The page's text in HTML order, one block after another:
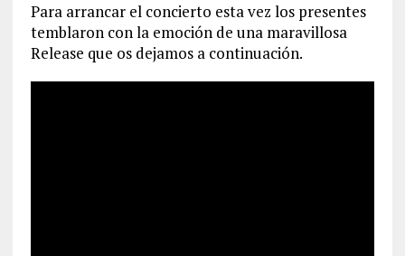
Para arrancar el concierto esta vez los presentes
temblaron con la emoción de una maravillosa
Release que os dejamos a continuación.